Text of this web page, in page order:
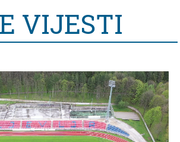
VIJESTI